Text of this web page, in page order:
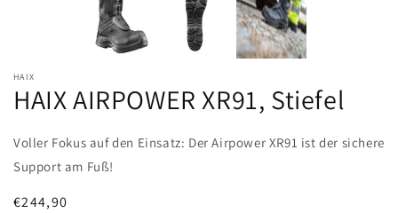
HAIX
HAIX AIRPOWER XR91, Stiefel
Voller Fokus auf den Einsatz: Der Airpower XR91 ist der sichere
Support am Fuß!
Normaler
€244,90